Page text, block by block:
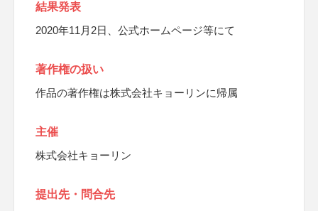
結果発表
2020年11月2日、公式ホームページ等にて
著作権の扱い
作品の著作権は株式会社キョーリンに帰属
主催
株式会社キョーリン
提出先・問合先